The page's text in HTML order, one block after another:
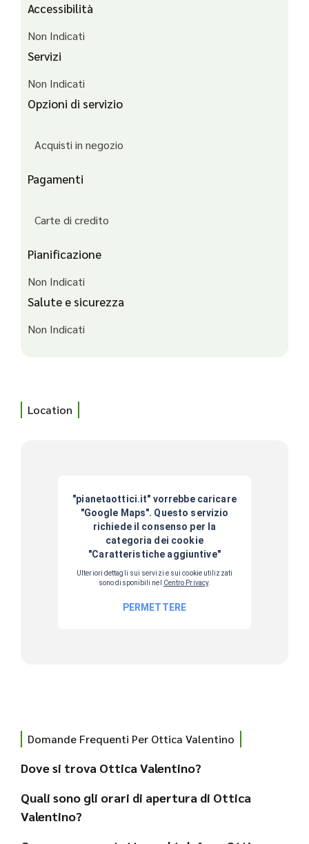
Accessibilità
Non Indicati
Servizi
Non Indicati
Opzioni di servizio
Acquisti in negozio
Pagamenti
Carte di credito
Pianificazione
Non Indicati
Salute e sicurezza
Non Indicati
Location
Domande Frequenti Per Ottica Valentino
Dove si trova Ottica Valentino?
Quali sono gli orari di apertura di Ottica
Valentino?